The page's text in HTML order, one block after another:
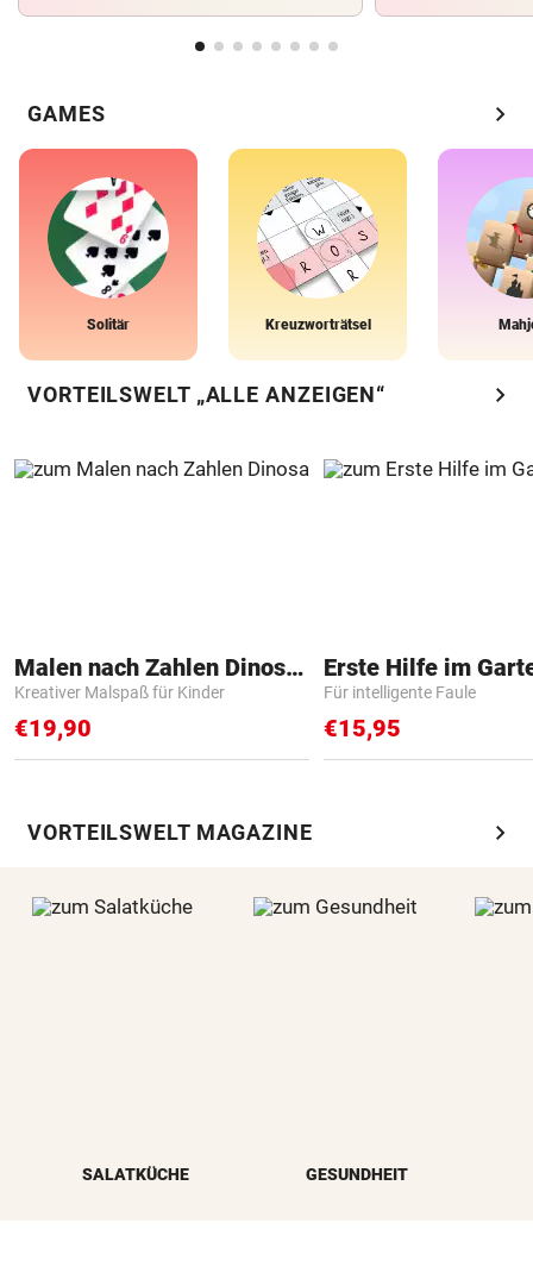
GAMES chevron_right
Solitär Kreuzworträtsel
VORTEILSWELT „ALLE ANZEIGEN“ chevron_right
Malen nach Zahlen Dinosaurier
Kreativer Malspaß für Kinder
€19,90
Erste Hilfe im
Für intelligente Faule
€15,95
VORTEILSWELT MAGAZINE chevron_right
SALATKÜCHE GESUNDHEIT